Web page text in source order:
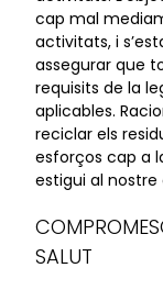
cap mal
activitats, i
assegurar que
requisits de la
aplicables.
reciclar els
esforços cap a
estigui al nostre
SALUT